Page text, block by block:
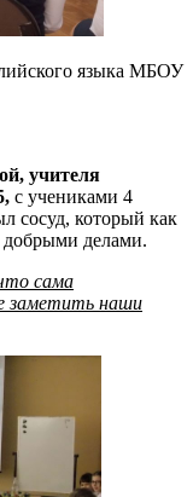
языка МБОУ
учителя
с учениками 4
сосуд, который как
делами.
сама
заметить наши